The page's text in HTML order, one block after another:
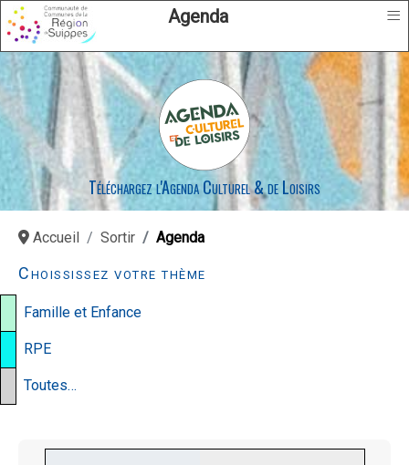
Agenda ≡
Téléchargez l'Agenda Culturel & de Loisirs
Accueil Sortir Agenda
Choississez votre thème
Famille et Enfance
RPE
Toutes…